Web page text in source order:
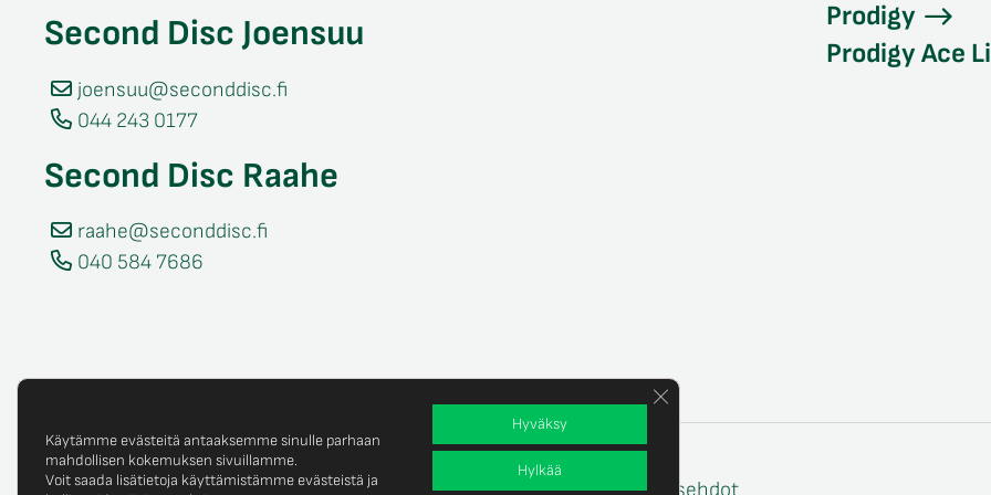
Second Disc Joensuu
joensuu@seconddisc.fi
044 243 0177
Second Disc Raahe
raahe@seconddisc.fi
040 584 7686
Prodigy
Prodigy Ace
© Copyright 2025 Second Disc Oy
Käytämme evästeitä antaaksemme sinulle parhaan
mahdollisen kokemuksen sivuillamme.
Voit saada lisätietoja käyttämistämme evästeistä ja
Hyväksy
Hylkää
Sulje evästebanneri